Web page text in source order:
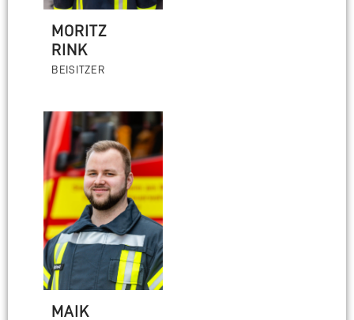
MORITZ
RINK
BEISITZER
MAIK